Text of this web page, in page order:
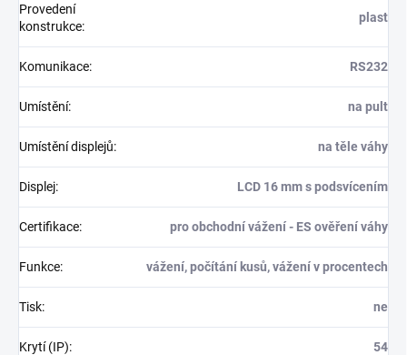
Provedení
konstrukce:
plast
Komunikace: RS232
Umístění: na pult
Umístění displejů: na těle váhy
Displej: LCD 16 mm s podsvícením
Certifikace: pro obchodní vážení - ES ověření váhy
Funkce: vážení, počítání kusů, vážení v procentech
Tisk: ne
Krytí (IP): 54